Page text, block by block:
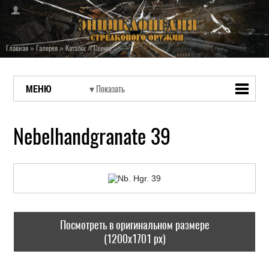
Главная»Галерея»Каталог»Схемы
МЕНЮ
Nebelhandgranate 39
Посмотреть в оригинальном размере
(1200x1701 px)